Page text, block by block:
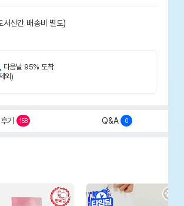
서산간 배송비 별도)
다음날 95% 도착
외)
후기 158 Q&A 0